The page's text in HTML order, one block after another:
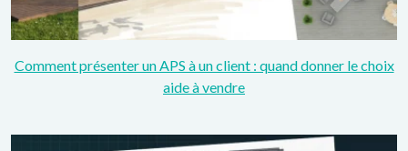
Comment présenter un APS à un client : quand donner le choix
aide à vendre